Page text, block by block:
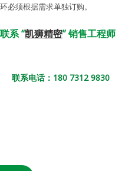
必须根据需求单独订购。
系 “凯狮精密” 销售工程师
电话：180 7312 9830